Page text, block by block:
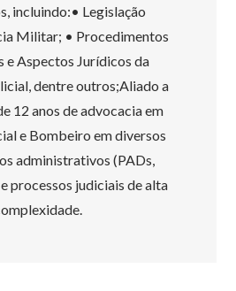
incluindo:• Legislação
Militar; • Procedimentos
e Aspectos Jurídicos da
dentre outros;Aliado a
12 anos de advocacia em
e Bombeiro em diversos
administrativos (PADs,
processos judiciais de alta